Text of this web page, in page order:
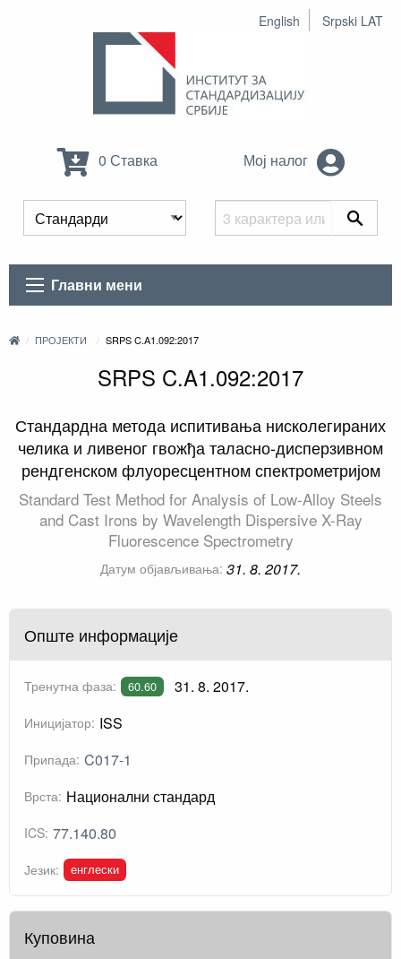
English Srpski LAT
0 Ставка Мој налог
Главни мени
ПРОЈЕКТИ SRPS C.A1.092:2017
SRPS C.A1.092:2017
Стандардна метода испитивања нисколегираних
челика и ливеног гвожђа таласно-дисперзивном
рендгенском флуоресцентном спектрометријом
Standard Test Method for Analysis of Low-Alloy Steels
and Cast Irons by Wavelength Dispersive X-Ray
Fluorescence Spectrometry
Датум објављивања: 31. 8. 2017.
Опште информације
Тренутна фаза: 60.60 31. 8. 2017.
Иницијатор: ISS
Припада: C017-1
Врста: Национални стандард
ICS: 77.140.80
Језик: енглески
Куповина